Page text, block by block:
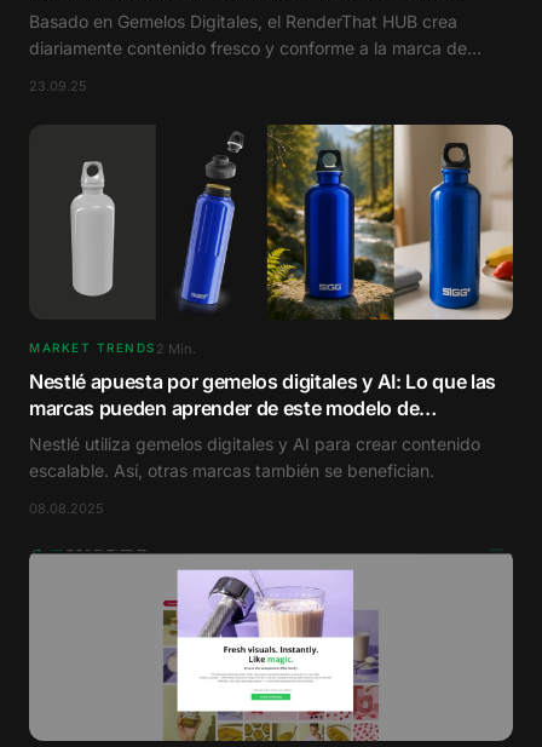
Basado en Gemelos Digitales, el RenderThat HUB crea
diariamente contenido fresco y conforme a la marca de
23.09.25
MARKET TRENDS 2 Min.
Nestlé apuesta por gemelos digitales y AI: Lo que las
marcas pueden aprender de este modelo de
contenido
Nestlé utiliza gemelos digitales y AI para crear contenido
escalable. Así, otras marcas también se benefician.
08.08.2025